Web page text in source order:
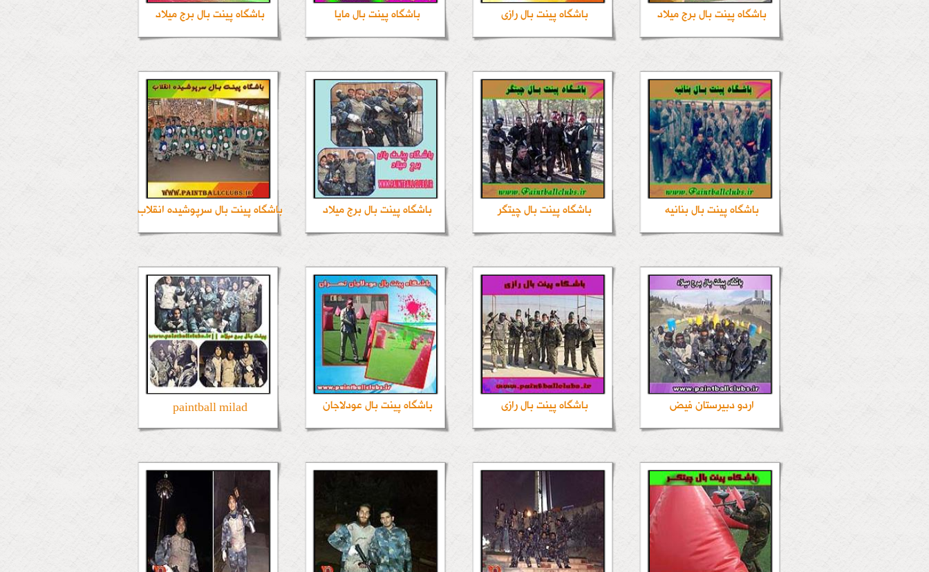
باشگاه پینت بال برج میلاد باشگاه پینت بال رازی باشگاه پینت بال مایا باشگاه پینت بال برج میلاد
باشگاه پینت بال بنانیه باشگاه پینت بال چیتگر باشگاه پینت بال برج میلاد باشگاه پینت بال سرپوشیده انقلاب
اردو دبیرستان فیض باشگاه پینت بال رازی باشگاه پینت بال عودلاجان paintball milad